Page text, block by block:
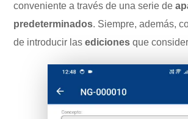
conveniente a través de una serie de
predeterminados. Siempre, además,
de introducir lasedicionesque